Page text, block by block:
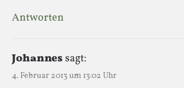
Antworten
Johannessagt:
4. Februar 2013 um 13:02 Uhr